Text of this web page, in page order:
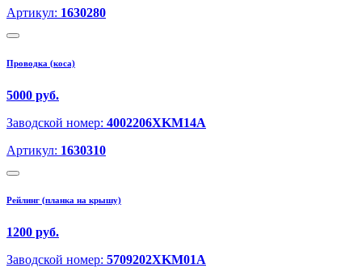
Артикул: 1630280
Проводка (коса)
5000 руб.
Заводской номер: 4002206XKM14A
Артикул: 1630310
Рейлинг (планка на крышу)
1200 руб.
Заводской номер: 5709202XKM01A